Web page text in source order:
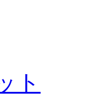
ト